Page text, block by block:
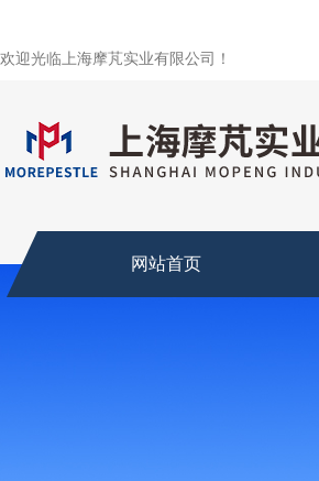
欢迎光临上海摩芃实业有限公司！
网站首页